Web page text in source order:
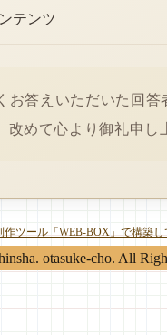
テンツ
答えいただいた回
めて心より御礼申し
ツール「WEB-BOX」で構築
otasuke-cho. All